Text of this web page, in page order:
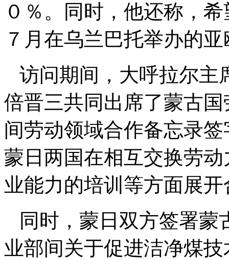
０％。同时，他还称，
７月在乌兰巴托举办的
访问期间，大呼拉尔主
倍晋三共同出席了蒙古
间劳动领域合作备忘录
蒙日两国在相互交换劳
业能力的培训等方面展开
同时，蒙日双方签署蒙
业部间关于促进洁净煤